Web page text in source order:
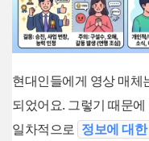
현대인들에게 영상 매체
되었어요. 그렇기 때문
일차적으로 정보에 대